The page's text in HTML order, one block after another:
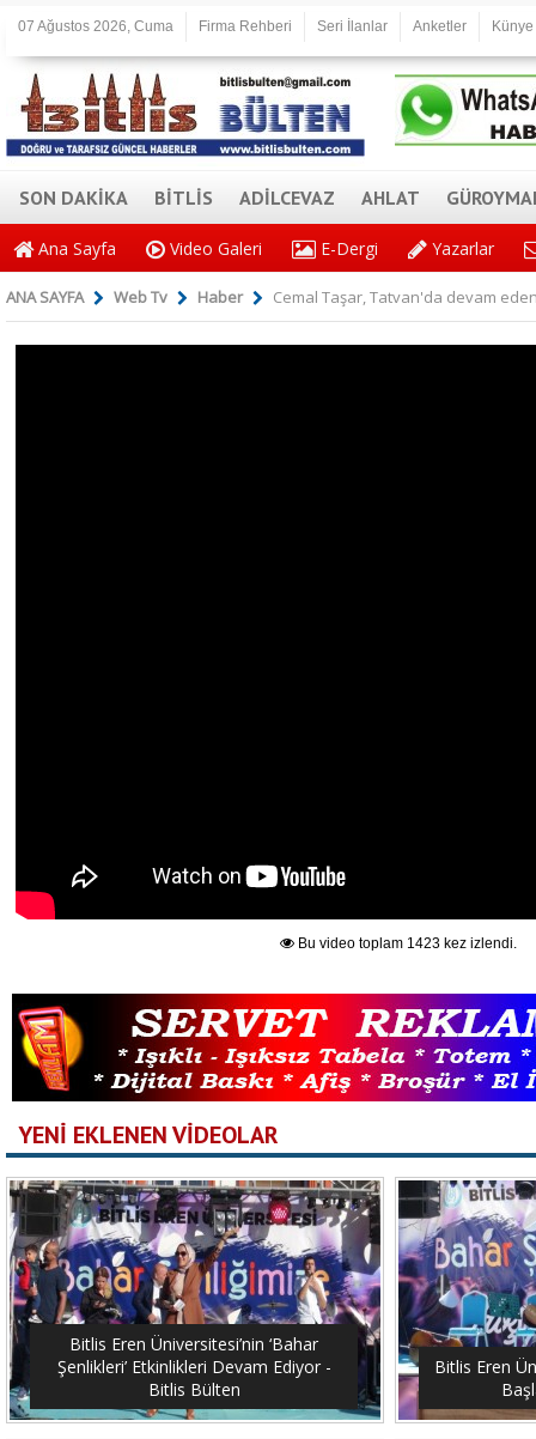
07 Ağustos 2026, Cuma Firma Rehberi Seri İlanlar Anketler Künye
SON DAKİKA BİTLİS ADİLCEVAZ AHLAT
Ana Sayfa Video Galeri E-Dergi Yazarlar
ANA SAYFA Web Tv Haber Cemal Taşar, Tatvan'da devam
Bu video toplam 1423 kez izlendi.
YENİ EKLENEN VİDEOLAR
Bitlis Eren Üniversitesi’nin ‘Bahar
Şenlikleri’ Etkinlikleri Devam Ediyor -
Bitlis Bülten
Bitlis Eren